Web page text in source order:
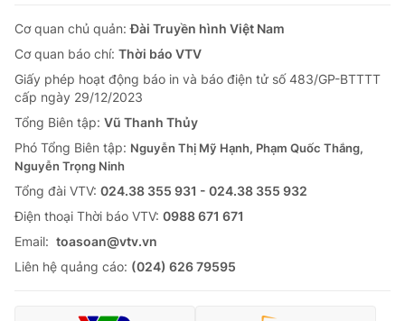
VTV Sức khoẻ Bất động sản
Thị trường 24h
VTV4
VTV9 VTV8
Liên hệ tòa soạn English
Cơ quan chủ quản:Đài Truyền hình Việt Nam
Cơ quan báo chí: Thời báo VTV
Giấy phép hoạt động báo in và báo điện tử số 483/GP-BTTTT
cấp ngày 29/12/2023
Tổng Biên tập: Vũ Thanh Thủy
Phó Tổng Biên tập: Nguyễn Thị Mỹ Hạnh, Phạm Quốc Thắng,
Nguyễn Trọng Ninh
Tổng đài VTV: 024.38 355 931 - 024.38 355 932
Ðiện thoại Thời báo VTV: 0988 671 671
Email: toasoan@vtv.vn
Liên hệ quảng cáo: (024) 626 79595